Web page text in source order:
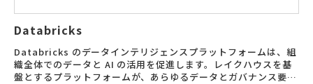
Databricks
Databricks のデータインテリジェンスプラットフォームは、組
織全体でのデータと AI の活用を促進します。レイクハウスを基
盤とするプラットフォームが、あらゆるデータとガバナンス要件